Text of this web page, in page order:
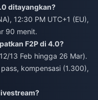
ditayangkan?
12:30 PM UTC+1 (EU),
90 menit.
F2P di 4.0?
13 Feb hingga 26 Mar).
kompensasi (1.300),